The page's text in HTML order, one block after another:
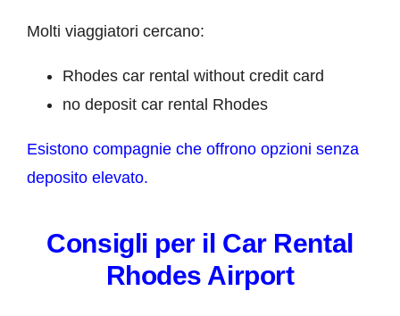
Molti viaggiatori cercano:
Rhodes car rental without credit card
no deposit car rental Rhodes
Esistono compagnie che offrono opzioni senza
deposito elevato.
Consigli per il Car Rental
Rhodes Airport